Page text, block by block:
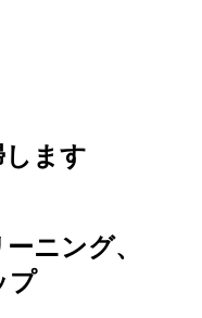
します
ニング、
プ